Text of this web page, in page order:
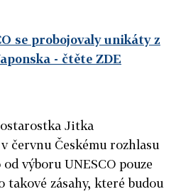
se probojovaly unikáty z
- čtěte ZDE
Jitka
červnu Českému rozhlasu
výboru UNESCO pouze
zásahy, které budou